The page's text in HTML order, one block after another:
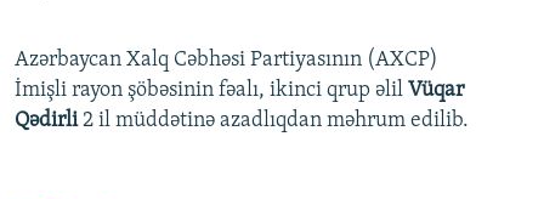
Azərbaycan Xalq Cəbhəsi Partiyasının (AXCP)
İmişli rayon şöbəsinin fəalı, ikinci qrup əlil Vüqar
Qədirli2 il müddətinə azadlıqdan məhrum edilib.